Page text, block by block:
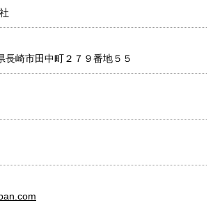
長崎市田中町２７９番地５５